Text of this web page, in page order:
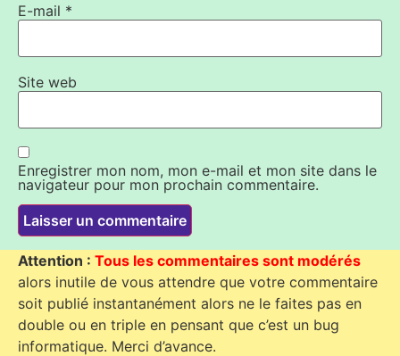
E-mail *
Site web
Enregistrer mon nom, mon e-mail et mon site dans le
navigateur pour mon prochain commentaire.
Attention : Tous les commentaires sont modérés
alors inutile de vous attendre que votre commentaire
soit publié instantanément alors ne le faites pas en
double ou en triple en pensant que c’est un bug
informatique. Merci d’avance.